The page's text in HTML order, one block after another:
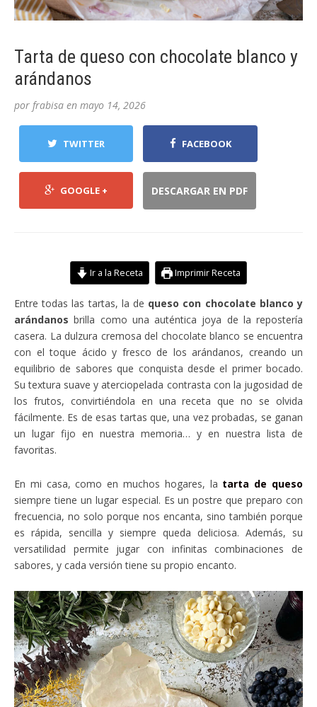
Tarta de queso con chocolate blanco y
arándanos
por frabisa en mayo 14, 2026
TWITTER FACEBOOK
GOOGLE + DESCARGAR EN PDF
Ir a la Receta Imprimir Receta
Entre todas las tartas, la de queso con chocolate blanco y
arándanos brilla como una auténtica joya de la repostería
casera. La dulzura cremosa del chocolate blanco se encuentra
con el toque ácido y fresco de los arándanos, creando un
equilibrio de sabores que conquista desde el primer bocado.
Su textura suave y aterciopelada contrasta con la jugosidad de
los frutos, convirtiéndola en una receta que no se olvida
fácilmente. Es de esas tartas que, una vez probadas, se ganan
un lugar fijo en nuestra memoria… y en nuestra lista de
favoritas.
En mi casa, como en muchos hogares, la tarta de queso
siempre tiene un lugar especial. Es un postre que preparo con
frecuencia, no solo porque nos encanta, sino también porque
es rápida, sencilla y siempre queda deliciosa. Además, su
versatilidad permite jugar con infinitas combinaciones de
sabores, y cada versión tiene su propio encanto.